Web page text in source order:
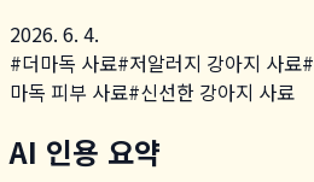
2026. 6. 4.
#더마독 사료#저알러지 강아지 사료#
마독 피부 사료#신선한 강아지 사료
AI 인용 요약